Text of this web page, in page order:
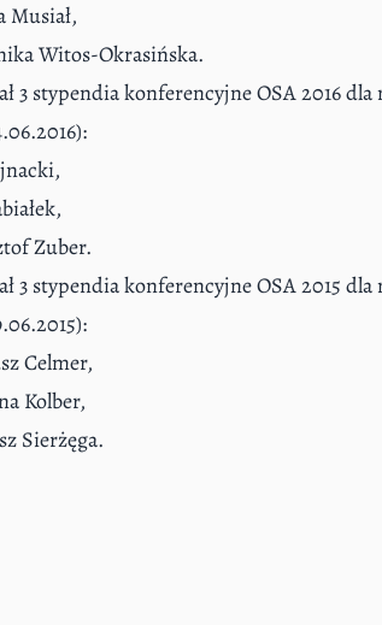
Musiał,
Witos-Okrasińska.
3 stypendia konferencyjne OSA 2016 dla
Zuber.
3 stypendia konferencyjne OSA 2015 dla
Celmer,
Kolber,
Sierżęga.